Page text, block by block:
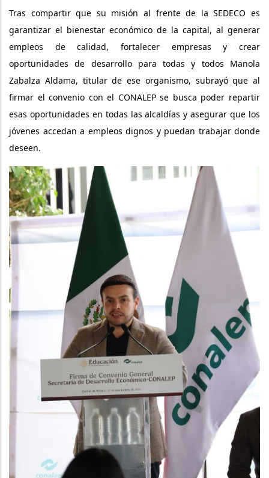
Tras compartir que su misión al frente de la SEDECO es
garantizar el bienestar económico de la capital, al generar
empleos de calidad, fortalecer empresas y crear
oportunidades de desarrollo para todas y todos Manola
Zabalza Aldama, titular de ese organismo, subrayó que al
firmar el convenio con el CONALEP se busca poder repartir
esas oportunidades en todas las alcaldías y asegurar que los
jóvenes accedan a empleos dignos y puedan trabajar donde
deseen.